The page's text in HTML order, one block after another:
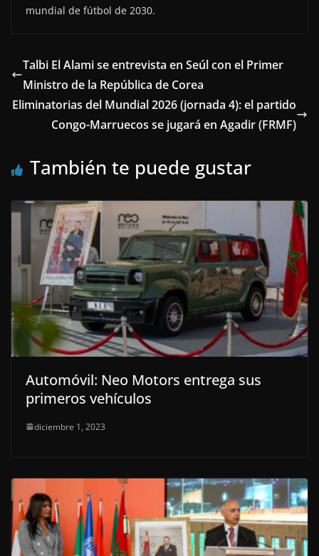
mundial de fútbol de 2030.
Talbi El Alami se entrevista en Seúl con el Primer
Ministro de la República de Corea
Eliminatorias del Mundial 2026 (jornada 4): el partido
Congo-Marruecos se jugará en Agadir (FRMF)
También te puede gustar
Automóvil: Neo Motors entrega sus
primeros vehículos
diciembre 1, 2023